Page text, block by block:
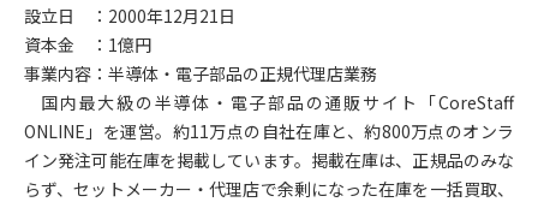
設立日 ：2000年12月21日
資本金 ：1億円
事業内容：半導体・電子部品の正規代理店業務
国内最大級の半導体・電子部品の通販サイト「CoreStaff
ONLINE」を運営。約11万点の自社在庫と、約800万点のオンラ
イン発注可能在庫を掲載しています。掲載在庫は、正規品のみな
らず、セットメーカー・代理店で余剰になった在庫を一括買取、